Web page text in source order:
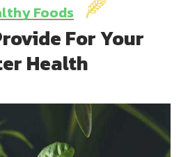
Foods
For Your
Health